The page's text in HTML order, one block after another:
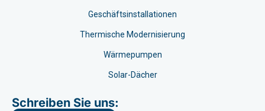
Geschäftsinstallationen
Thermische Modernisierung
Wärmepumpen
Solar-Dächer
Schreiben Sie uns: